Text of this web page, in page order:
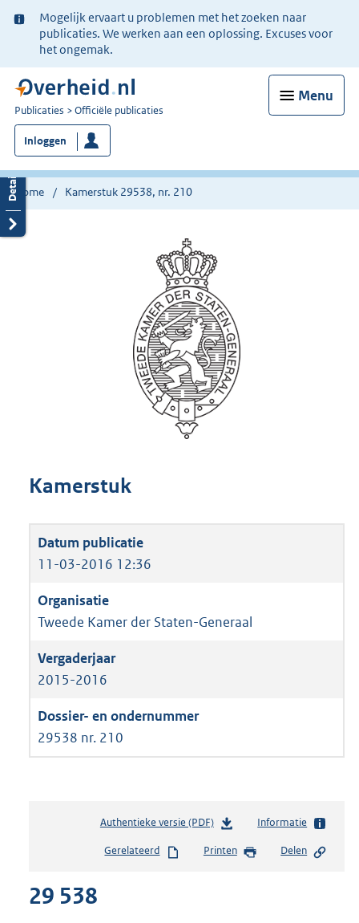
Ter
informatie:
Mogelijk ervaart u problemen met het zoeken naar
publicaties. We werken aan een oplossing. Excuses voor
het ongemak.
Menu
U
bent
nu
hier:
Publicaties Officiële publicaties
Inloggen
Home Kamerstuk 29538, nr. 210
Kamerstuk
11-03-2016 12:36
Tweede Kamer der Staten-Generaal
2015-2016
29538 nr. 210
Authentieke versie (PDF)b
s
Informatie
Gerelateerd Printen Delen
29 538